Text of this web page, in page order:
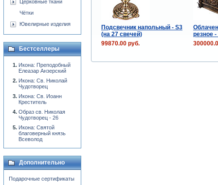
Подсвечник напольный - S3
(на 27 свечей)
резное -
99870.00 руб.
Церковные ткани
Чётки
Ювелирные изделия
Бестселлеры
Икона: Преподобный
Елеазар Анзерский
Икона: Св. Николай
Чудотворец
Икона: Св. Иоанн
Креститель
Образ св. Николая
Чудотворец - 26
Икона: Святой
благоверный князь
Всеволод
Дополнительно
Подарочные сертификаты